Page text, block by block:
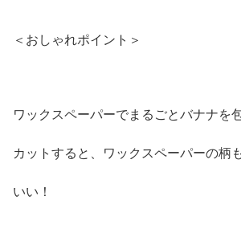
＜おしゃれポイント＞
ワックスペーパーでまるごとバナナを
カットすると、ワックスペーパーの柄
いい！